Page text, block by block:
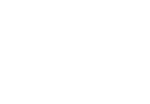
استمتع بتقاسم